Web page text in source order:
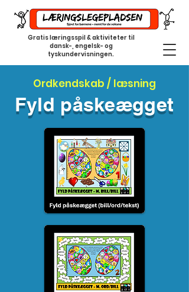
Gratis læringsspil & aktiviteter til
dansk-, engelsk- og
tyskundervisningen.
Ordkendskab / læsning
Fyld påskeægget